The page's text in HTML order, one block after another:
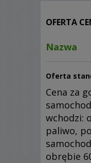
OFERTA
Nazwa
Oferta
Cena za
wchodzi:
paliwo,
obrębie